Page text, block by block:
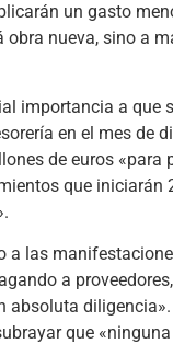
un gasto
obra nueva, sino a
importancia a que
en el mes de
de euros «para
que iniciarán
a las
a
absoluta diligencia».
que